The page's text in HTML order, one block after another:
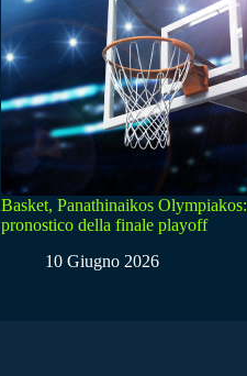
Basket, Panathinaikos Olympiakos:
pronostico della finale playoff
10 Giugno 2026